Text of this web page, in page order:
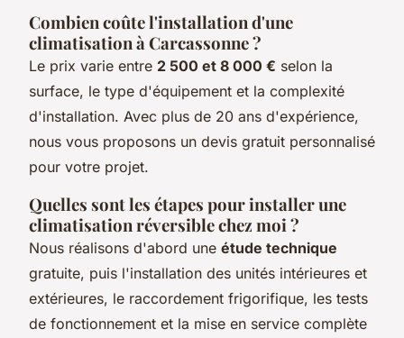
Combien coûte l'installation d'une
climatisation à Carcassonne ?
Le prix varie entre 2 500 et 8 000 € selon la
surface, le type d'équipement et la complexité
d'installation. Avec plus de 20 ans d'expérience,
nous vous proposons un devis gratuit personnalisé
pour votre projet.
Quelles sont les étapes pour installer une
climatisation réversible chez moi ?
Nous réalisons d'abord une étude technique
gratuite, puis l'installation des unités intérieures et
extérieures, le raccordement frigorifique, les tests
de fonctionnement et la mise en service complète